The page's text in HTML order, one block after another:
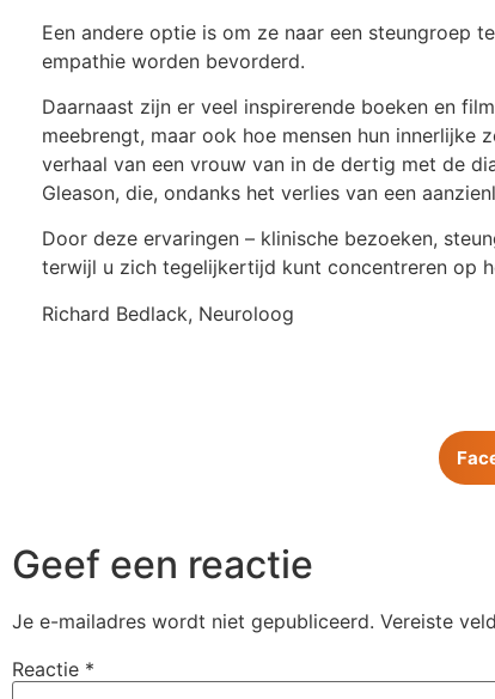
Een andere optie is om ze naar een steungroep
empathie worden bevorderd.
Daarnaast zijn er veel inspirerende boeken en
meebrengt, maar ook hoe mensen hun innerlijke
verhaal van een vrouw van in de dertig met de
Gleason, die, ondanks het verlies van een
Door deze ervaringen – klinische bezoeken,
terwijl u zich tegelijkertijd kunt concentreren op
Richard Bedlack, Neuroloog
Geef een reactie
Je e-mailadres wordt niet gepubliceerd. Vereiste
Reactie *